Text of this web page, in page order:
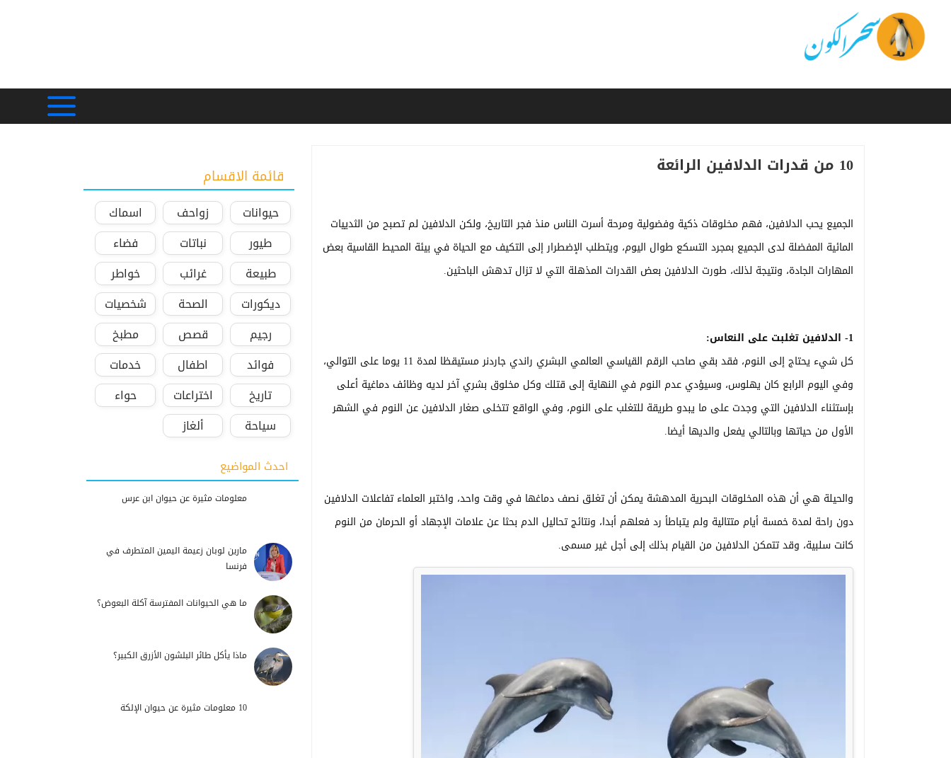
10 من قدرات الدلافين الرائعة
الجميع يحب الدلافين، فهم مخلوقات ذكية وفضولية ومرحة أسرت الناس منذ فجر التاريخ، ولكن الدلافين لم تصبح من الثدييات
المائية المفضلة لدى الجميع بمجرد التسكع طوال اليوم، ويتطلب الإضطرار إلى التكيف مع الحياة في بيئة المحيط القاسية بعض
المهارات الجادة، ونتيجة لذلك، طورت الدلافين بعض القدرات المذهلة التي لا تزال تدهش الباحثين.
1- الدلافين تغلبت على النعاس:
كل شيء يحتاج إلى النوم، فقد بقي صاحب الرقم القياسي العالمي البشري راندي جاردنر مستيقظا لمدة 11 يوما على التوالي،
وفي اليوم الرابع كان يهلوس، وسيؤدي عدم النوم في النهاية إلى قتلك وكل مخلوق بشري آخر لديه وظائف دماغية أعلى
بإستثناء الدلافين التي وجدت على ما يبدو طريقة للتغلب على النوم، وفي الواقع تتخلى صغار الدلافين عن النوم في الشهر
الأول من حياتها وبالتالي يفعل والديها أيضا.
والحيلة هي أن هذه المخلوقات البحرية المدهشة يمكن أن تغلق نصف دماغها في وقت واحد، واختبر العلماء تفاعلات الدلافين
دون راحة لمدة خمسة أيام متتالية ولم يتباطأ رد فعلهم أبدا، ونتائج تحاليل الدم بحثا عن علامات الإجهاد أو الحرمان من النوم
كانت سلبية، وقد تتمكن الدلافين من القيام بذلك إلى أجل غير مسمى.
قائمة الاقسام
حيوانات زواحف
اسماك
طيور
نباتات
فضاء
طبيعة
غرائب
خواطر
ديكورات
الصحة
شخصيات
رجيم
قصص
مطبخ
فوائد
اطفال
خدمات
تاريخ
اختراعات
حواء
سياحة
ألغاز
احدث المواضيع
معلومات مثيرة عن حيوان ابن عرس
مارين لوبان زعيمة اليمين المتطرف في
فرنسا
ما هي الحيوانات المفترسة آكلة البعوض؟
ماذا يأكل طائر البلشون الأزرق الكبير؟
10 معلومات مثيرة عن حيوان الإلكة